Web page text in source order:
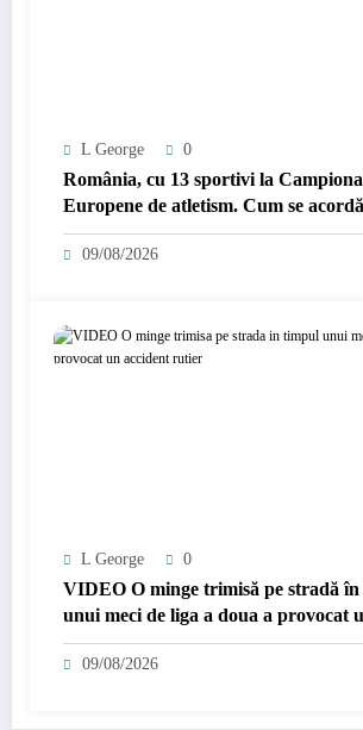
L George 0
România, cu 13 sportivi la
Europene de atletism. Cum se
de 50.000 de euro
09/08/2026
L George 0
VIDEO O minge trimisă pe stradă
unui meci de liga a doua a provocat
accident rutier
09/08/2026